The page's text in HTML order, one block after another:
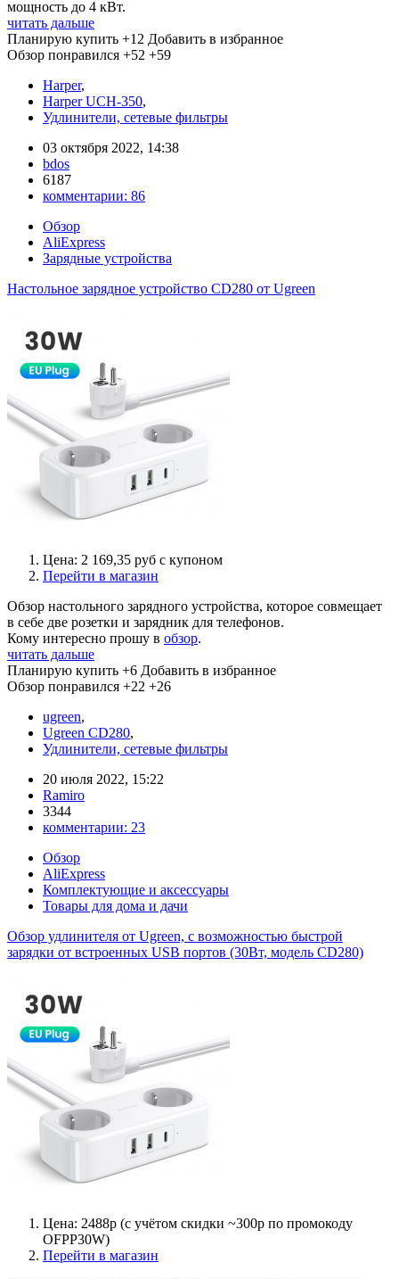
мощность до 4 кВт.
читать дальше
Планирую купить +12 Добавить в избранное
Обзор понравился +52 +59
Harper,
Harper UCH-350,
Удлинители, сетевые фильтры
03 октября 2022, 14:38
bdos
6187
комментарии: 86
Обзор
AliExpress
Зарядные устройства
Настольное зарядное устройство CD280 от Ugreen
Цена: 2 169,35 руб с купоном
Перейти в магазин
Обзор настольного зарядного устройства, которое совмещает
в себе две розетки и зарядник для телефонов.
Кому интересно прошу в обзор.
читать дальше
Планирую купить +6 Добавить в избранное
Обзор понравился +22 +26
ugreen,
Ugreen CD280,
Удлинители, сетевые фильтры
20 июля 2022, 15:22
Ramiro
3344
комментарии: 23
Обзор
AliExpress
Комплектующие и аксессуары
Товары для дома и дачи
Обзор удлинителя от Ugreen, с возможностью быстрой
зарядки от встроенных USB портов (30Вт, модель CD280)
Цена: 2488р (с учётом скидки ~300р по промокоду
OFPP30W)
Перейти в магазин